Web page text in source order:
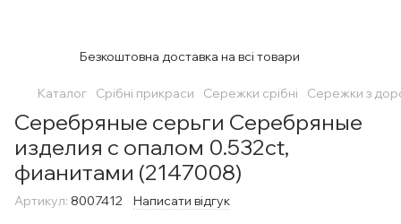
Безкоштовна доставка на всі товари
Каталог Срібні прикраси Сережки срібні Сережки з
Серебряные серьги Серебряные
изделия с опалом 0.532ct,
фианитами (2147008)
Артикул: 8007412 Написати відгук